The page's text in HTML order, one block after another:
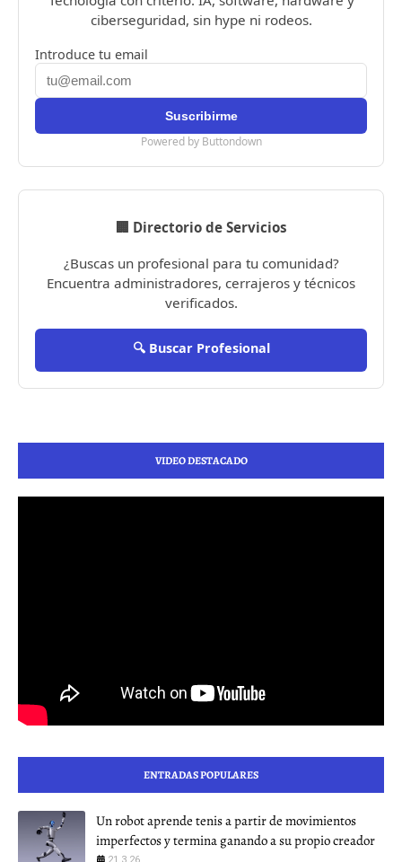
ciberseguridad, sin hype ni rodeos.
Introduce tu email
Powered by Buttondown
🏢 Directorio de Servicios
¿Buscas un profesional para tu comunidad?
Encuentra administradores, cerrajeros y técnicos
verificados.
🔍 Buscar Profesional
VIDEO DESTACADO
ENTRADAS POPULARES
Un robot aprende tenis a partir de movimientos
imperfectos y termina ganando a su propio creador
21.3.26